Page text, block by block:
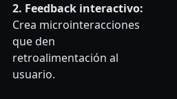
2. Feedback interactivo:
Crea microinteracciones
que den
retroalimentación al
usuario.